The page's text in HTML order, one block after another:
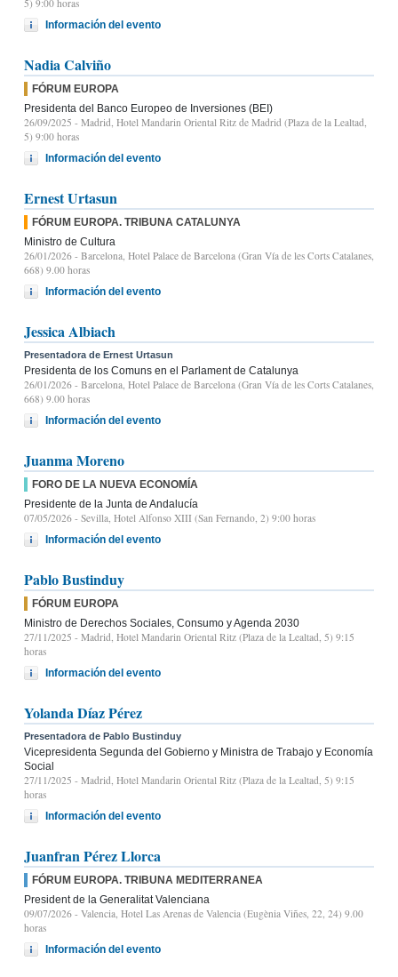
5) 9:00 horas
Información del evento
Nadia Calviño
FÓRUM EUROPA
Presidenta del Banco Europeo de Inversiones (BEI)
26/09/2025 - Madrid, Hotel Mandarin Oriental Ritz de Madrid (Plaza de la Lealtad,
5) 9:00 horas
Información del evento
Ernest Urtasun
FÓRUM EUROPA. TRIBUNA CATALUNYA
Ministro de Cultura
26/01/2026 - Barcelona, Hotel Palace de Barcelona (Gran Vía de les Corts Catalanes,
668) 9.00 horas
Información del evento
Jessica Albiach
Presentadora de Ernest Urtasun
Presidenta de los Comuns en el Parlament de Catalunya
26/01/2026 - Barcelona, Hotel Palace de Barcelona (Gran Vía de les Corts Catalanes,
668) 9.00 horas
Información del evento
Juanma Moreno
FORO DE LA NUEVA ECONOMÍA
Presidente de la Junta de Andalucía
07/05/2026 - Sevilla, Hotel Alfonso XIII (San Fernando, 2) 9:00 horas
Información del evento
Pablo Bustinduy
FÓRUM EUROPA
Ministro de Derechos Sociales, Consumo y Agenda 2030
27/11/2025 - Madrid, Hotel Mandarin Oriental Ritz (Plaza de la Lealtad, 5) 9:15
horas
Información del evento
Yolanda Díaz Pérez
Presentadora de Pablo Bustinduy
Vicepresidenta Segunda del Gobierno y Ministra de Trabajo y Economía
Social
27/11/2025 - Madrid, Hotel Mandarin Oriental Ritz (Plaza de la Lealtad, 5) 9:15
horas
Información del evento
Juanfran Pérez Llorca
FÓRUM EUROPA. TRIBUNA MEDITERRANEA
President de la Generalitat Valenciana
09/07/2026 - Valencia, Hotel Las Arenas de Valencia (Eugènia Viñes, 22, 24) 9.00
horas
Información del evento